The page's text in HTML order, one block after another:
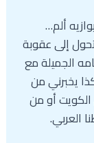
ألم…
إلى عقوبة
الجميلة مع
يخبرني من
الكويت أو من
العربي.